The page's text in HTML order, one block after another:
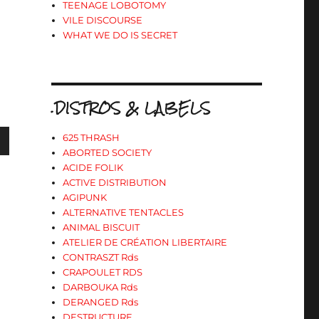
TEENAGE LOBOTOMY
VILE DISCOURSE
WHAT WE DO IS SECRET
.DISTROS & LABELS
625 THRASH
ABORTED SOCIETY
ACIDE FOLIK
ACTIVE DISTRIBUTION
AGIPUNK
ALTERNATIVE TENTACLES
ANIMAL BISCUIT
ATELIER DE CRÉATION LIBERTAIRE
CONTRASZT Rds
CRAPOULET RDS
DARBOUKA Rds
DERANGED Rds